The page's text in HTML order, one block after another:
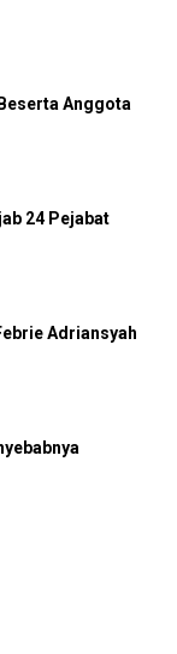
Anggota
24 Pejabat
Adriansyah